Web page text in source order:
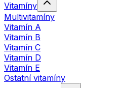
Vitamíny
Multivitamíny
Vitamín A
Vitamín B
Vitamín C
Vitamín D
Vitamín E
Ostatní vitamíny